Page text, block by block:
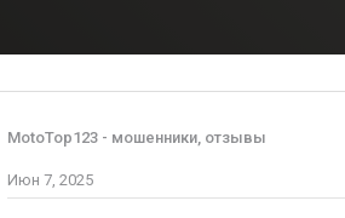
MotoTop123 - мошенники, отзывы
Июн 7, 2025